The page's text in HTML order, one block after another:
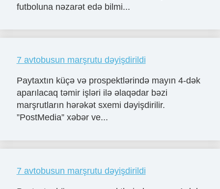
futboluna nəzarət edə bilmi...
7 avtobusun marşrutu dəyişdirildi
Paytaxtın küçə və prospektlərində mayın 4-dək
aparılacaq təmir işləri ilə əlaqədar bəzi
marşrutların hərəkət sxemi dəyişdirilir.
”PostMedia” xəbər ve...
7 avtobusun marşrutu dəyişdirildi